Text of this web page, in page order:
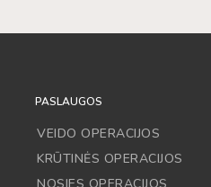
PASLAUGOS
VEIDO OPERACIJOS
KRŪTINĖS OPERACIJOS